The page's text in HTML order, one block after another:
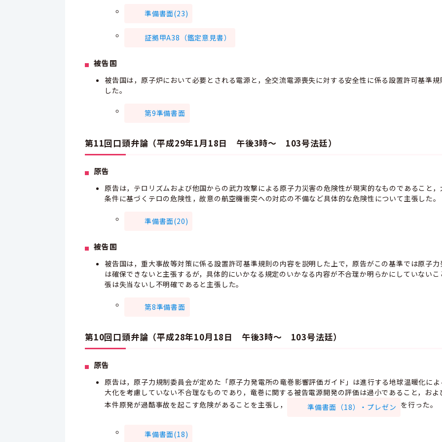
準備書面(23)
証拠甲A38（鑑定意見書）
被告国
被告国は，原子炉において必要とされる電源と，全交流電源喪失に対する安全性に係る設置許可基準
した。
第9準備書面
第11回口頭弁論（平成29年1月18日 午後3時～ 103号法廷）
原告
原告は，テロリズムおよび他国からの武力攻撃による原子力災害の危険性が現実的なものであること
条件に基づくテロの危険性，故意の航空機衝突への対応の不備など具体的な危険性について主張した。
準備書面(20)
被告国
被告国は，重大事故等対策に係る設置許可基準規則の内容を説明した上で，原告がこの基準では原子
は確保できないと主張するが，具体的にいかなる規定のいかなる内容が不合理か明らかにしていない
張は失当ないし不明確であると主張した。
第8準備書面
第10回口頭弁論（平成28年10月18日 午後3時～ 103号法廷）
原告
原告は，原子力規制委員会が定めた「原子力発電所の竜巻影響評価ガイド」は進行する地球温暖化に
大化を考慮していない不合理なものであり，竜巻に関する被告電源開発の評価は過小であること，およ
本件原発が過酷事故を起こす危険があることを主張し，
準備書面（18）・プレゼン を行った。
準備書面(18)